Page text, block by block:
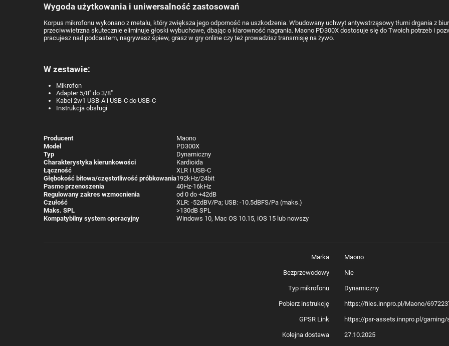
Wygoda użytkowania i uniwersalność zastosowań
Korpus mikrofonu wykonano z metalu, który zwiększa jego odporność na uszkodzenia. Wbudowany uchwyt antywstrząsowy tłumi drgania z
przeciwwietrzna skutecznie eliminuje głoski wybuchowe, dbając o klarowność nagrania. Maono PD300X dostosuje się do Twoich potrzeb i
pracujesz nad podcastem, nagrywasz śpiew, grasz w gry online czy też prowadzisz transmisję na żywo.
W zestawie:
Mikrofon
Adapter 5/8" do 3/8"
Kabel 2w1 USB-A i USB-C do USB-C
Instrukcja obsługi
Producent
Maono
Model
PD300X
Typ
Dynamiczny
Charakterystyka kierunkowości
Kardioida
Łączność
XLR I USB-C
Głębokość bitowa/częstotliwość próbkowania192kHz/24bit
Pasmo przenoszenia
40Hz-16kHz
Regulowany zakres wzmocnienia
od 0 do +42dB
Czułość
XLR: -52dBV/Pa; USB: -10.5dBFS/Pa (maks.)
Maks. SPL
>130dB SPL
Kompatybilny system operacyjny
Windows 10, Mac OS 10.15, iOS 15 lub nowszy
Marka Maono
Bezprzewodowy Nie
Typ mikrofonu Dynamiczny
Pobierz instrukcję https://files.innpro.pl/Maono/
GPSR Link https://psr-assets.innpro.pl/
Kolejna dostawa 27.10.2025